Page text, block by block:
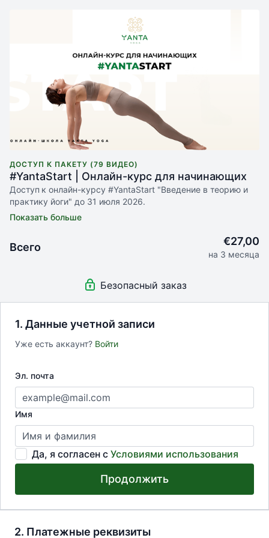
1. Данные учетной записи
Уже есть аккаунт? Войти
Эл. почта
Имя
Да, я согласен с Условиями использования
Продолжить
2. Платежные реквизиты
ДОСТУП К ПАКЕТУ (79 ВИДЕО)
#YantaStart | Онлайн-курс для начинающих
Доступ к онлайн-курсу #YantaStart "Введение в теорию и
практику йоги" до 31 июля 2026.
17 практических видеоуроков по 27 мин.
видеоразборы техник и асан йоги к каждому видеоуроку
Всего €27,00
на 3 месяца
Безопасный заказ